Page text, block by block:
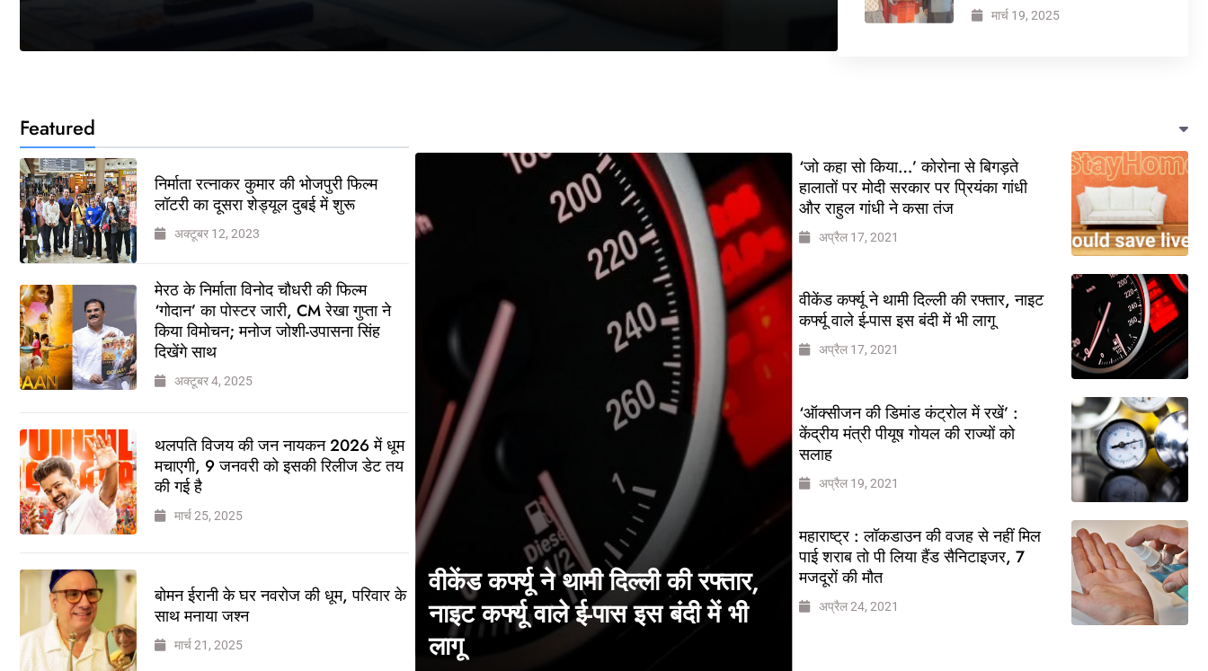
मार्च 19, 2025
Featured
निर्माता रत्नाकर कुमार की भोजपुरी फिल्म
लॉटरी का दूसरा शेड्यूल दुबई में शुरू
अक्टूबर 12, 2023
मेरठ के निर्माता विनोद चौधरी की फिल्म
‘गोदान’ का पोस्टर जारी, CM रेखा गुप्ता ने
किया विमोचन; मनोज जोशी-उपासना सिंह
दिखेंगे साथ
अक्टूबर 4, 2025
थलपति विजय की जन नायकन 2026 में धूम
मचाएगी, 9 जनवरी को इसकी रिलीज डेट तय
की गई है
मार्च 25, 2025
बोमन ईरानी के घर नवरोज की धूम, परिवार के
साथ मनाया जश्न
मार्च 21, 2025
वीकेंड कर्फ्यू ने थामी दिल्ली की रफ्तार,
नाइट कर्फ्यू वाले ई-पास इस बंदी में भी
लागू
‘जो कहा सो किया…’ कोरोना से बिगड़ते
हालातों पर मोदी सरकार पर प्रियंका गांधी
और राहुल गांधी ने कसा तंज
अप्रैल 17, 2021
वीकेंड कर्फ्यू ने थामी दिल्ली की रफ्तार, नाइट
कर्फ्यू वाले ई-पास इस बंदी में भी लागू
अप्रैल 17, 2021
‘ऑक्सीजन की डिमांड कंट्रोल में रखें’ :
केंद्रीय मंत्री पीयूष गोयल की राज्यों को
सलाह
अप्रैल 19, 2021
महाराष्ट्र : लॉकडाउन की वजह से नहीं मिल
पाई शराब तो पी लिया हैंड सैनिटाइजर, 7
मजदूरों की मौत
अप्रैल 24, 2021